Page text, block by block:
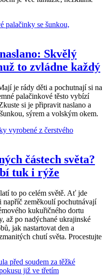
Skvělý
to zvládne každý
je rády děti a pochutnají si na
palačinkové těsto vybízí
si je připravit naslano a
sýrem a volským okem.
částech světa?
tuk i rýže
to po celém světě. Ať jde
napříč zeměkoulí pochutnávají
kukuřičného dortu
až po nadýchané ukrajinské
jak nastartovat den a
chutí světa. Procestujte